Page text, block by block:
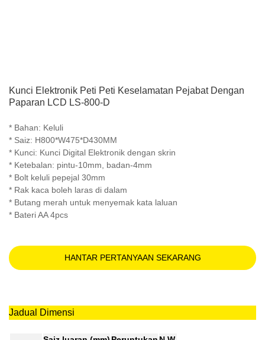
Kunci Elektronik Peti Peti Keselamatan Pejabat Dengan
Paparan LCD LS-800-D
* Bahan: Keluli
* Saiz: H800*W475*D430MM
* Kunci: Kunci Digital Elektronik dengan skrin
* Ketebalan: pintu-10mm, badan-4mm
* Bolt keluli pepejal 30mm
* Rak kaca boleh laras di dalam
* Butang merah untuk menyemak kata laluan
* Bateri AA 4pcs
HANTAR PERTANYAAN SEKARANG
Jadual Dimensi